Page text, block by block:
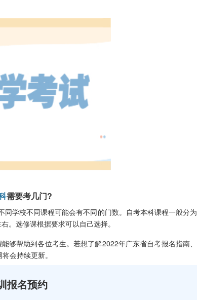
需要考几门?
学校不同课程可能会有不同的门数。自考本科课程一般分为
。选修课根据要求可以自己选择。
够帮助到各位考生。若想了解2022年广东省自考报名指南、
会持续更新。
报名预约